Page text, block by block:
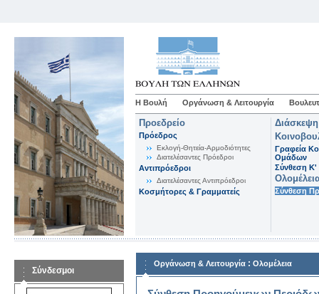
Η Βουλή Οργάνωση & Λειτουργία
Προεδρείο
Πρόεδρος
Εκλογή-Θητεία-Αρμοδιότητες
Διατελέσαντες Πρόεδροι
Αντιπρόεδροι
Διατελέσαντες Αντιπρόεδροι
Κοσμήτορες & Γραμματείς
Γραφεία
Ομάδων
Σύνθεση K'
Σύνθεση
Σύνδεσμοι
Οργάνωση & Λειτουργία : Ολομέλεια